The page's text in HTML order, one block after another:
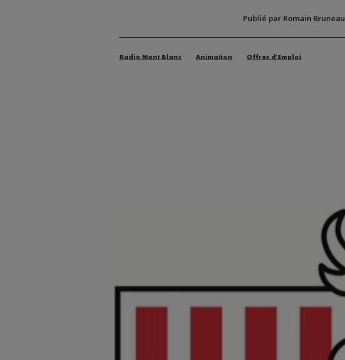
Publié par Romain Bruneau
Radio Mont Blanc Animation Offres d'Emploi